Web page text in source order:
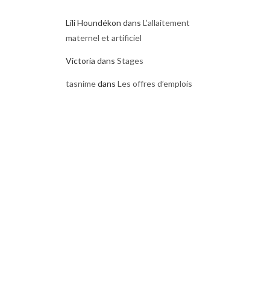
Lili Houndékon dans L’allaitement
maternel et artificiel
Victoria dans Stages
tasnimedans Les offres d’emplois